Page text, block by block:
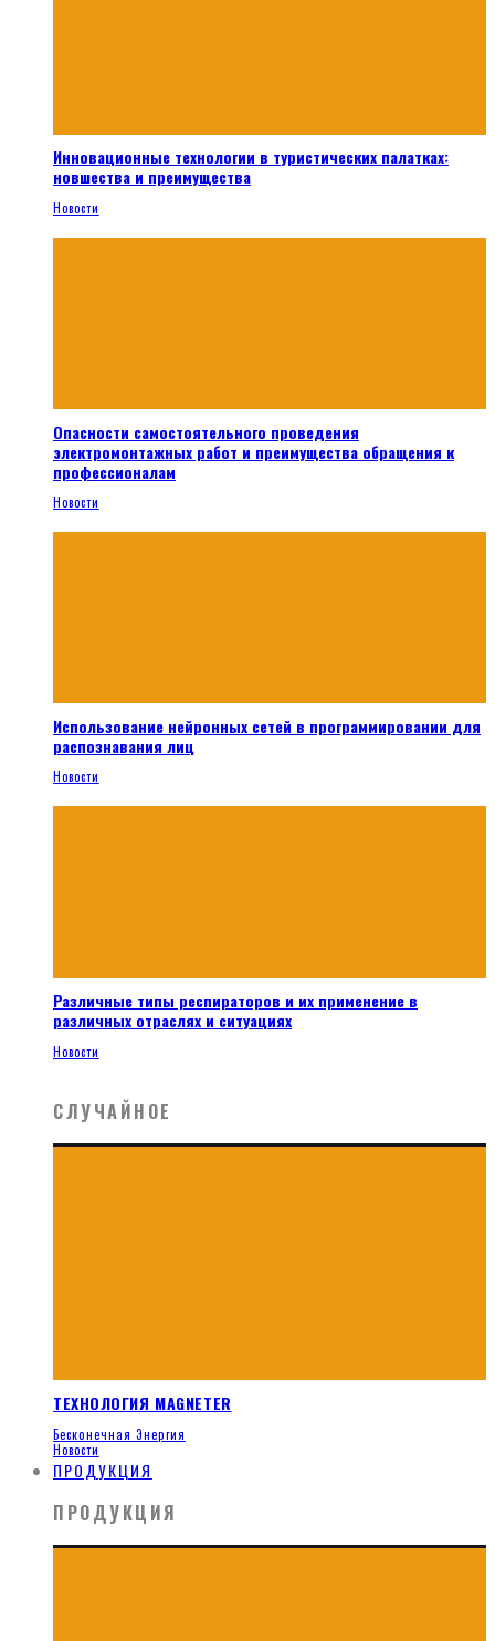
Инновационные технологии в туристических палатках:
новшества и преимущества
Новости
Опасности самостоятельного проведения
электромонтажных работ и преимущества обращения к
профессионалам
Новости
Использование нейронных сетей в программировании для
распознавания лиц
Новости
Различные типы респираторов и их применение в
различных отраслях и ситуациях
Новости
СЛУЧАЙНОЕ
ТЕХНОЛОГИЯ MAGNETER
Бесконечная Энергия
Новости
ПРОДУКЦИЯ
ПРОДУКЦИЯ